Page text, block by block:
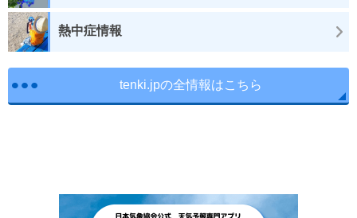
熱中症情報
tenki.jpの全情報はこちら